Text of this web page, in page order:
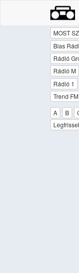
MOST
Bias
Rádió
Rádió M
Rádió 1
Trend FM
A
B